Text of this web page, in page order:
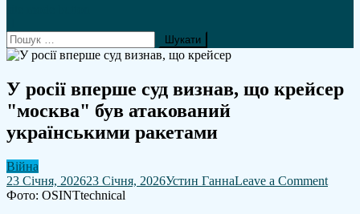
Пошук:
У росії вперше суд визнав, що крейсер
"москва" був атакований
українськими ракетами
Війна
23 Січня, 202623 Січня, 2026Устин ГаннаLeave a Commenton
Фото: OSINTtechnical